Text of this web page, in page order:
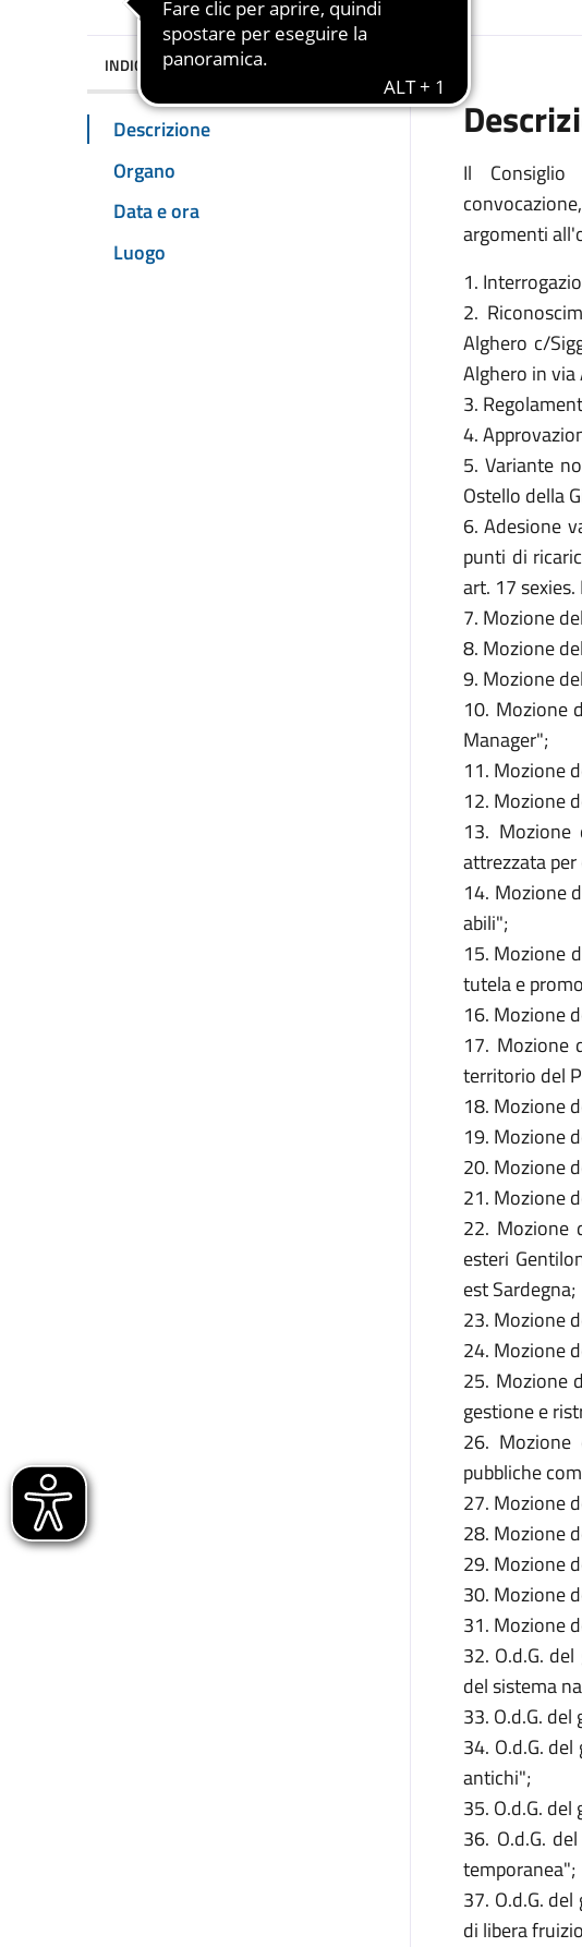
INDICE DELLA PAGINA
Descrizione
Organo
Data e ora
Luogo
Il
convocazione,
argomenti
1.
2.
Alghero c/
Alghero in via
3.
4.
5. Variante
Ostello della
6. Adesione
punti di
art. 17
7. Mozione
8. Mozione
9. Mozione
10. Mozione
Manager";
11. Mozione
12. Mozione
13. Mozione
attrezzata
14. Mozione
abili";
15. Mozione
tutela e
16. Mozione
17. Mozione
territorio del
18. Mozione
19. Mozione
20. Mozione
21. Mozione
22. Mozione
esteri
est Sardegna;
23. Mozione
24. Mozione
25. Mozione
gestione e
26.
pubbliche
27. Mozione
28. Mozione
29. Mozione
30. Mozione
31. Mozione
32. O.d.G.
del sistema
33. O.d.G.
34. O.d.G.
antichi";
35. O.d.G.
36. O.d.G.
temporanea";
37. O.d.G.
di libera